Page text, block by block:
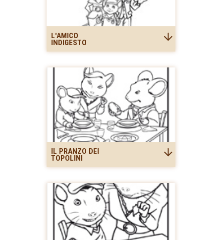
L'AMICO
INDIGESTO
IL PRANZO DEI
TOPOLINI